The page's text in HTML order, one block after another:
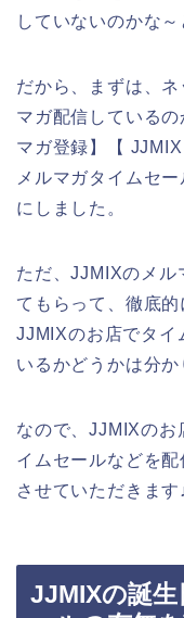
していないのかな～
だから、まずは、
マガ配信している
マガ登録】【
メルマガタイムセ
にしました。
ただ、JJMIXのメル
てもらって、徹底的
JJMIXのお店でタイ
いるかどうかは分か
なので、JJMIXのお
イムセールなどを
させていただきます
JJMIXの誕